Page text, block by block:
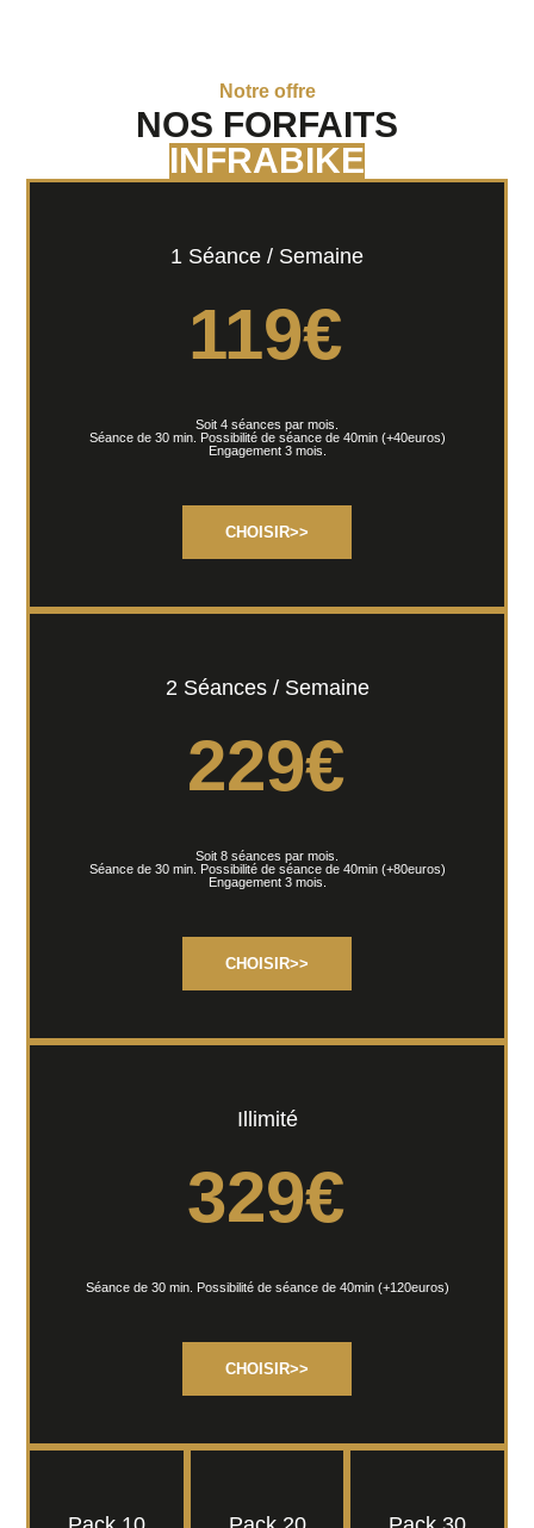
Notre offre
NOS FORFAITS
INFRABIKE
1 Séance / Semaine
119€
Soit 4 séances par mois.
Séance de 30 min. Possibilité de séance de 40min (+40euros)
Engagement 3 mois.
CHOISIR>>
2 Séances / Semaine
229€
Soit 8 séances par mois.
Séance de 30 min. Possibilité de séance de 40min (+80euros)
Engagement 3 mois.
CHOISIR>>
Illimité
329€
Séance de 30 min. Possibilité de séance de 40min (+120euros)
CHOISIR>>